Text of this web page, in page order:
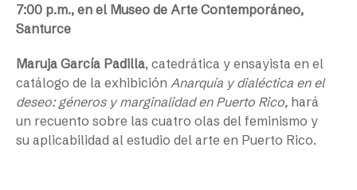
7:00 p.m., en el Museo de Arte Contemporáneo,
Santurce
Maruja García Padilla, catedrática y ensayista en el
catálogo de la exhibición Anarquía y dialéctica en el
deseo: géneros y marginalidad en Puerto Rico, hará
un recuento sobre las cuatro olas del feminismo y
su aplicabilidad al estudio del arte en Puerto Rico.